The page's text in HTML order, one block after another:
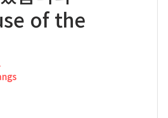
of the